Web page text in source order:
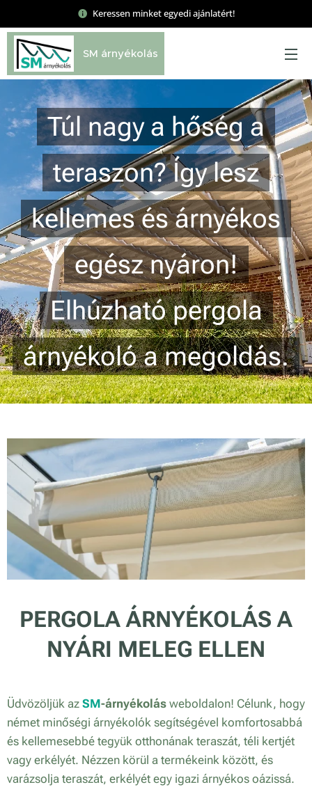
Keressen minket egyedi ajánlatért!
SM árnyékolás
Túl nagy a hőség a
teraszon? Így lesz
kellemes és árnyékos
egész nyáron!
Elhúzható pergola
árnyékoló a megoldás.
PERGOLA ÁRNYÉKOLÁS A
NYÁRI MELEG ELLEN
Üdvözöljük az SM-árnyékolás weboldalon! Célunk, hogy
német minőségi árnyékolók segítségével komfortosabbá
és kellemesebbé tegyük otthonának teraszát, téli kertjét
vagy erkélyét. Nézzen körül a termékeink között, és
varázsolja teraszát, erkélyét egy igazi árnyékos oázissá.